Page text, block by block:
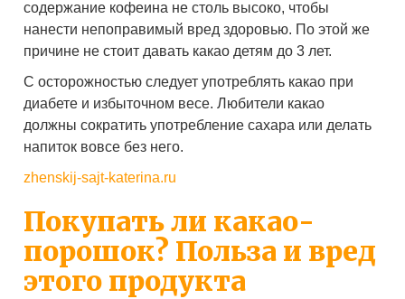
содержание кофеина не столь высоко, чтобы
нанести непоправимый вред здоровью. По этой же
причине не стоит давать какао детям до 3 лет.
С осторожностью следует употреблять какао при
диабете и избыточном весе. Любители какао
должны сократить употребление сахара или делать
напиток вовсе без него.
zhenskij-sajt-katerina.ru
Покупать ли какао-
порошок? Польза и вред
этого продукта